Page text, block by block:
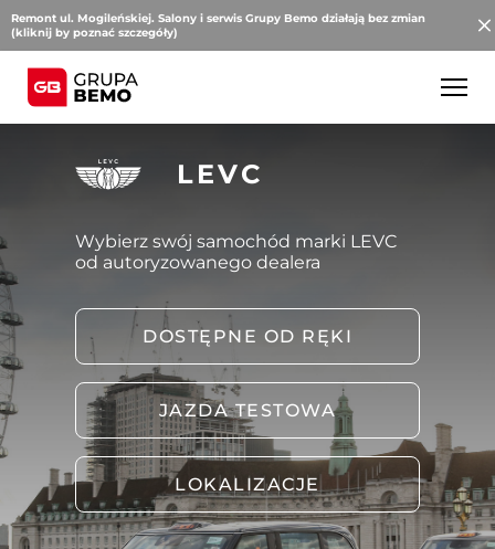
Remont ul. Mogileńskiej. Salony i serwis Grupy Bemo działają bez zmian
(kliknij by poznać szczegóły)
LEVC
Wybierz swój samochód marki LEVC
od autoryzowanego dealera
DOSTĘPNE OD RĘKI
JAZDA TESTOWA
LOKALIZACJE